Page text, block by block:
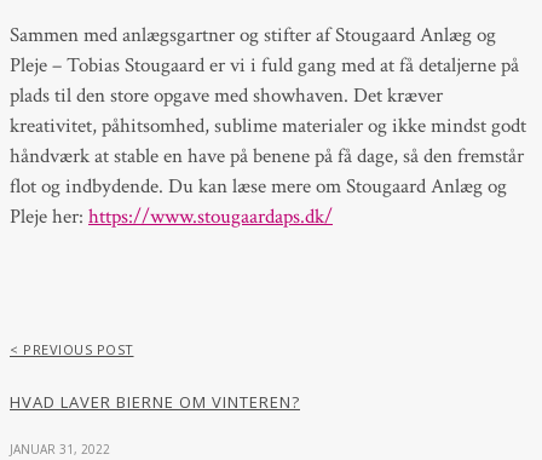
Sammen med anlægsgartner og stifter af Stougaard Anlæg og
Pleje – Tobias Stougaard er vi i fuld gang med at få detaljerne på
plads til den store opgave med showhaven. Det kræver
kreativitet, påhitsomhed, sublime materialer og ikke mindst godt
håndværk at stable en have på benene på få dage, så den fremstår
flot og indbydende. Du kan læse mere om Stougaard Anlæg og
Pleje her: https://www.stougaardaps.dk/
< PREVIOUS POST
HVAD LAVER BIERNE OM VINTEREN?
JANUAR 31, 2022